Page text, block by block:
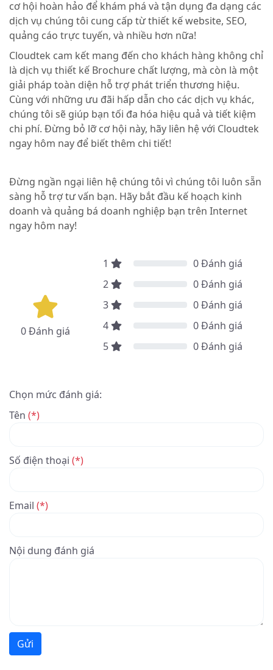
cơ hội hoàn hảo để khám phá và tận dụng đa dạng các
dịch vụ chúng tôi cung cấp từ thiết kế website, SEO,
quảng cáo trực tuyến, và nhiều hơn nữa!
Cloudtek cam kết mang đến cho khách hàng không chỉ
là dịch vụ thiết kế Brochure chất lượng, mà còn là một
giải pháp toàn diện hỗ trợ phát triển thương hiệu.
Cùng với những ưu đãi hấp dẫn cho các dịch vụ khác,
chúng tôi sẽ giúp bạn tối đa hóa hiệu quả và tiết kiệm
chi phí. Đừng bỏ lỡ cơ hội này, hãy liên hệ với Cloudtek
ngay hôm nay để biết thêm chi tiết!
Đừng ngần ngại liên hệ chúng tôi vì chúng tôi luôn sẵn
sàng hỗ trợ tư vấn bạn. Hãy bắt đầu kế hoạch kinh
doanh và quảng bá doanh nghiệp bạn trên Internet
ngay hôm nay!
0Đánh giá
1 0Đánh giá
2
0Đánh giá
3
0Đánh giá
4
0Đánh giá
5
0Đánh giá
Chọn mức đánh giá:
Tên (*)
Số điện thoại (*)
Email (*)
Nội dung đánh giá
Gửi